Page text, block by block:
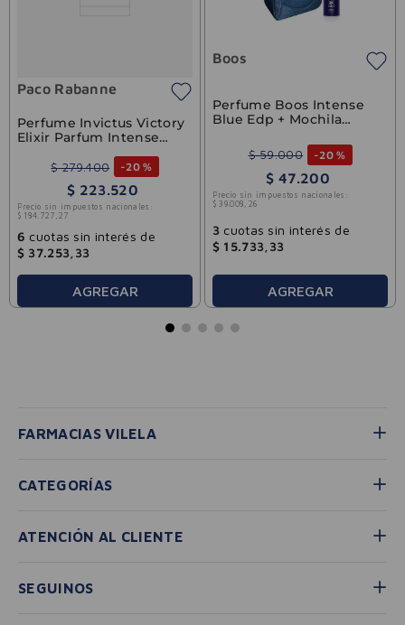
Paco Rabanne
Perfume Invictus Victory
Elixir Parfum Intense
$ 279.400 -20 %
$ 223.520
Precio sin impuestos nacionales:
$ 184. 727 , 27
6 cuotas sin interés de
$ 37.253 33
AGREGAR
Boos
Perfume Boos Intense
Blue Edp + Mochila
$ 59.000 -20 %
$ 47 200
Precio sin impuestos nacionales:
$ 39.008 26
3cuotas sin interés de
$ 15.733 33
AGREGAR
FARMACIAS VILELA
CATEGORÍAS
ATENCIÓN AL CLIENTE
SEGUINOS